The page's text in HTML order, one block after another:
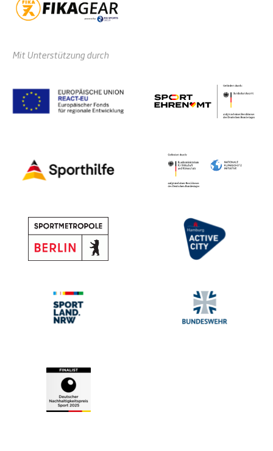
Mit Unterstützung durch